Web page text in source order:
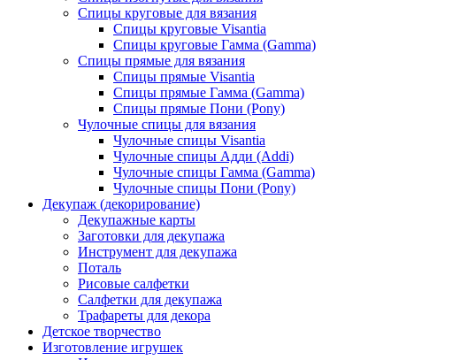
Спицы круговые для вязания
Спицы круговые Visantia
Спицы круговые Гамма (Gamma)
Спицы прямые для вязания
Спицы прямые Visantia
Спицы прямые Гамма (Gamma)
Спицы прямые Пони (Pony)
Чулочные спицы для вязания
Чулочные спицы Visantia
Чулочные спицы Адди (Addi)
Чулочные спицы Гамма (Gamma)
Чулочные спицы Пони (Pony)
Декупаж (декорирование)
Декупажные карты
Заготовки для декупажа
Инструмент для декупажа
Поталь
Рисовые салфетки
Салфетки для декупажа
Трафареты для декора
Детское творчество
Изготовление игрушек